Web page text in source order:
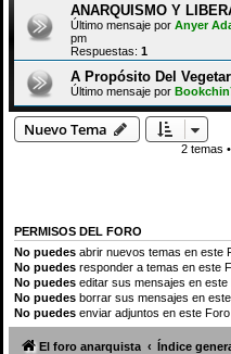
ANARQUISMO Y
Último mensaje por Anyer
pm
Respuestas: 1
A Propósito Del
Último mensaje por
Nuevo Tema
2 temas
PERMISOS DEL FORO
No puedes abrir nuevos temas en este
No puedes responder a temas en este
No puedes editar sus mensajes en este
No puedes borrar sus mensajes en
No puedes enviar adjuntos en este Foro
El foro anarquista Índice